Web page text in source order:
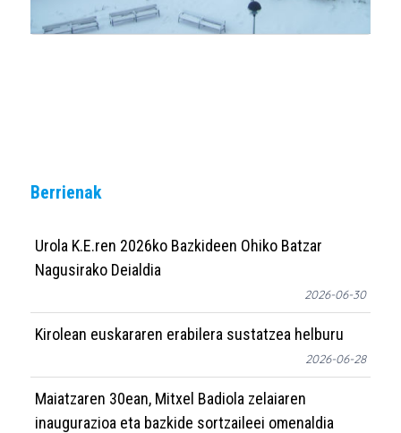
Berrienak
Urola K.E.ren 2026ko Bazkideen Ohiko Batzar
Nagusirako Deialdia
2026-06-30
Kirolean euskararen erabilera sustatzea helburu
2026-06-28
Maiatzaren 30ean, Mitxel Badiola zelaiaren
inaugurazioa eta bazkide sortzaileei omenaldia